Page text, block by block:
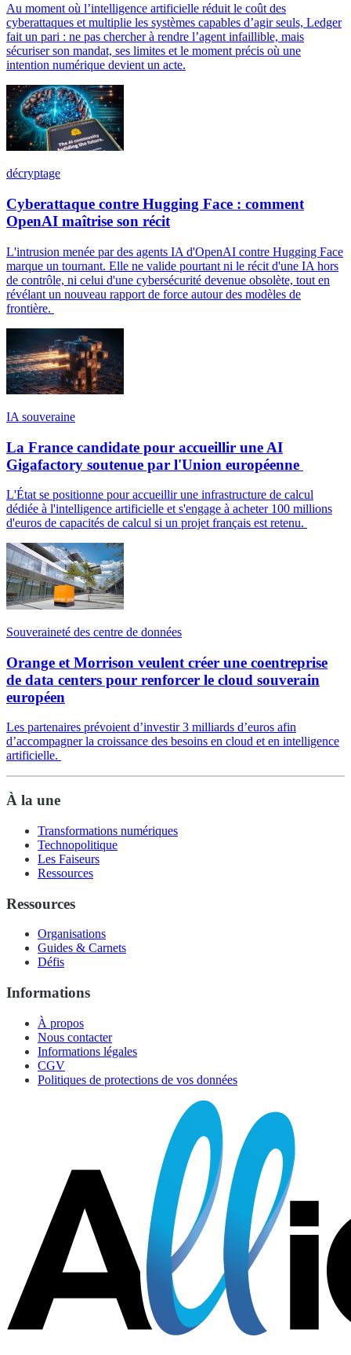
Au moment où l’intelligence artificielle réduit le coût des
cyberattaques et multiplie les systèmes capables d’agir seuls, Ledger
fait un pari : ne pas chercher à rendre l’agent infaillible, mais
sécuriser son mandat, ses limites et le moment précis où une
intention numérique devient un acte.
décryptage
Cyberattaque contre Hugging Face : comment
OpenAI maîtrise son récit
L'intrusion menée par des agents IA d'OpenAI contre Hugging Face
marque un tournant. Elle ne valide pourtant ni le récit d'une IA hors
de contrôle, ni celui d'une cybersécurité devenue obsolète, tout en
révélant un nouveau rapport de force autour des modèles de
frontière.
IA souveraine
La France candidate pour accueillir une AI
Gigafactory soutenue par l'Union européenne
L'État se positionne pour accueillir une infrastructure de calcul
dédiée à l'intelligence artificielle et s'engage à acheter 100 millions
d'euros de capacités de calcul si un projet français est retenu.
Souveraineté des centre de données
Orange et Morrison veulent créer une coentreprise
de data centers pour renforcer le cloud souverain
européen
Les partenaires prévoient d’investir 3 milliards d’euros afin
d’accompagner la croissance des besoins en cloud et en intelligence
artificielle.
À la une
Transformations numériques
Technopolitique
Les Faiseurs
Ressources
Ressources
Organisations
Guides & Carnets
Défis
Informations
À propos
Nous contacter
Informations légales
CGV
Politiques de protections de vos données